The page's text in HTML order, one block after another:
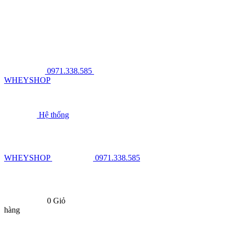
0971.338.585
WHEYSHOP
Hệ thống
WHEYSHOP 0971.338.585
0 Giỏ
hàng